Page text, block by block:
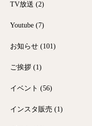
TV放送 (2)
Youtube (7)
お知らせ (101)
ご挨拶 (1)
イベント (56)
インスタ販売 (1)